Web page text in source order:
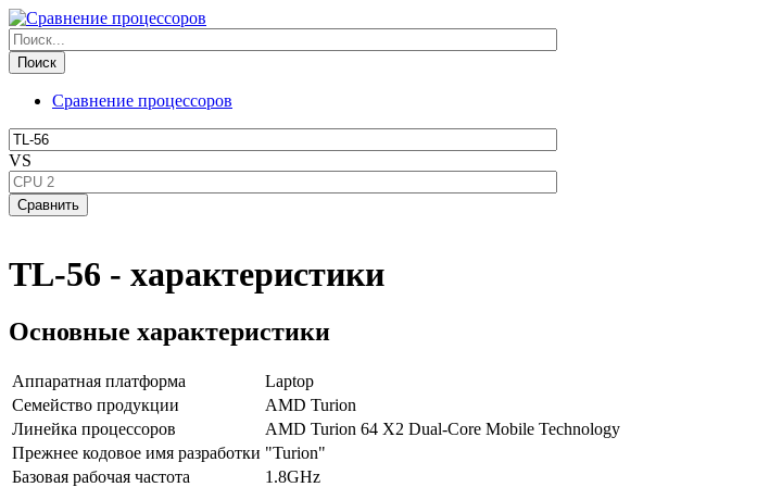
Сравнение процессоров
VS
TL-56 - характеристики
Основные характеристики
Аппаратная платформа
Laptop
Семейство продукции
AMD Turion
Линейка процессоров
AMD Turion 64 X2 Dual-Core Mobile Technology
Прежнее кодовое имя разработки "Turion"
Базовая рабочая частота
1.8GHz